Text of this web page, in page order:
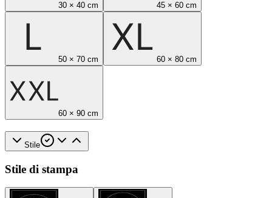
30 × 40 cm 45 × 60 cm
50 × 70 cm 60 × 80 cm
60 × 90 cm
Stile
Stile di stampa